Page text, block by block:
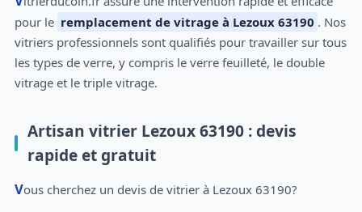
pour le remplacement de vitrage à Lezoux 63190 . Nos
vitriers professionnels sont qualifiés pour travailler sur tous
les types de verre, y compris le verre feuilleté, le double
vitrage et le triple vitrage.
Artisan vitrier Lezoux 63190 : devis
rapide et gratuit
Vous cherchez un devis de vitrier à Lezoux 63190?